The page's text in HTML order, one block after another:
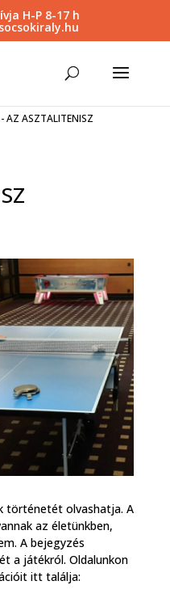
H-P 8-17 h
AZ ASZTALITENISZ
történetét olvashatja. A
az életünkben,
A bejegyzés
a játékról. Oldalunkon
itt találja: